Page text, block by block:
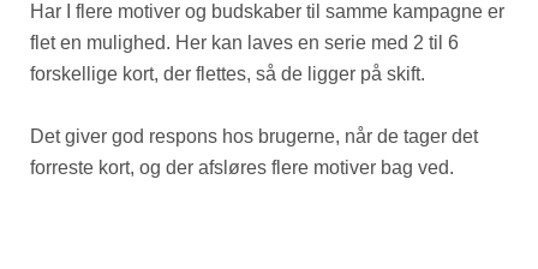
Har I flere motiver og budskaber til samme kampagne er
flet en mulighed. Her kan laves en serie med 2 til 6
forskellige kort, der flettes, så de ligger på skift.
Det giver god respons hos brugerne, når de tager det
forreste kort, og der afsløres flere motiver bag ved.